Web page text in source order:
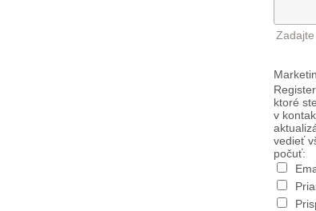
ktoré
v
vedieť
počuť: